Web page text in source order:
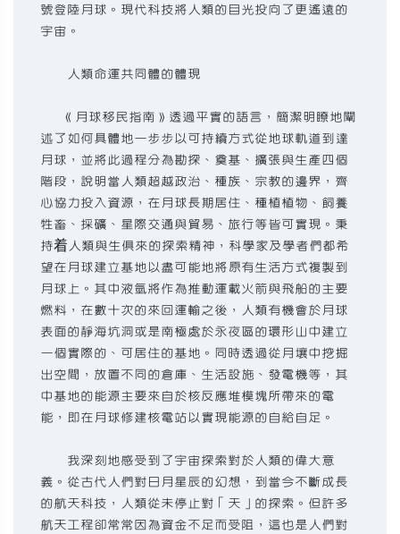
號登陸月球。現代科技將人類的目光投向了更遙遠的
宇宙。
人類命運共同體的體現
《月球移民指南》透過平實的語言，簡潔明瞭地闡
述了如何具體地一步步以可持續方式從地球軌道到達
月球，並將此過程分為勘探、奠基、擴張與生產四個
階段，說明當人類超越政治、種族、宗教的邊界，齊
心協力投入資源，在月球長期居住、種植植物、飼養
牲畜、採礦、星際交通與貿易、旅行等皆可實現。秉
持着人類與生俱來的探索精神，科學家及學者們都希
望在月球建立基地以盡可能地將原有生活方式複製到
月球上。其中液氫將作為推動運載火箭與飛船的主要
燃料，在數十次的來回運輸之後，人類有機會於月球
表面的靜海坑洞或是南極處於永夜區的環形山中建立
一個實際的、可居住的基地。同時透過從月壤中挖掘
出空間，放置不同的倉庫、生活設施、發電機等，其
中基地的能源主要來自於核反應堆模塊所帶來的電
能，即在月球修建核電站以實現能源的自給自足。
我深刻地感受到了宇宙探索對於人類的偉大意
義。從古代人們對日月星辰的幻想，到當今不斷成長
的航天科技，人類從未停止對「天」的探索。但許多
航天工程卻常常因為資金不足而受阻，這也是人們對